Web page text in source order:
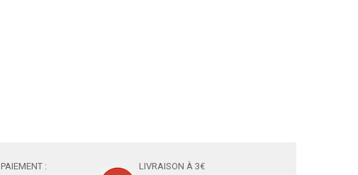
PAIEMENT : LIVRAISON À 3€